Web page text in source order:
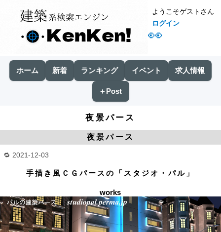
👀
ようこそゲストさん
ログイン
ホーム 新着 ランキング イベント 求人情報
＋Post
夜景パース
夜景パース
2021-12-03
手描き風ＣＧパースの「スタジオ・パル」
works